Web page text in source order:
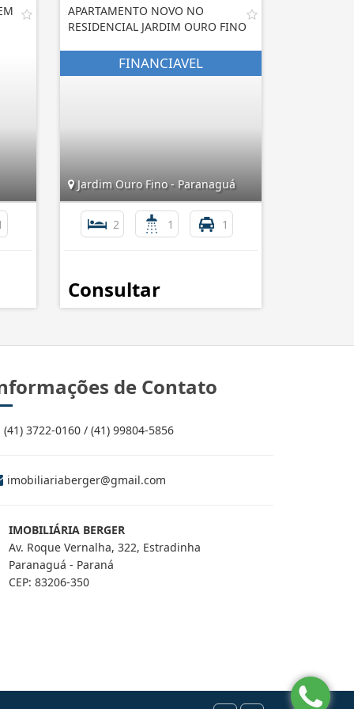
APARTAMENTO NOVO NO
RESIDENCIAL JARDIM OURO FINO
Jardim Ouro Fino - Paranaguá
2 1 1
Consultar
de Contato
(41) 3722-0160 / (41) 99804-5856
imobiliariaberger@gmail.com
IMOBILIÁRIA BERGER
Av. Roque Vernalha, 322, Estradinha
Paranaguá - Paraná
CEP: 83206-350